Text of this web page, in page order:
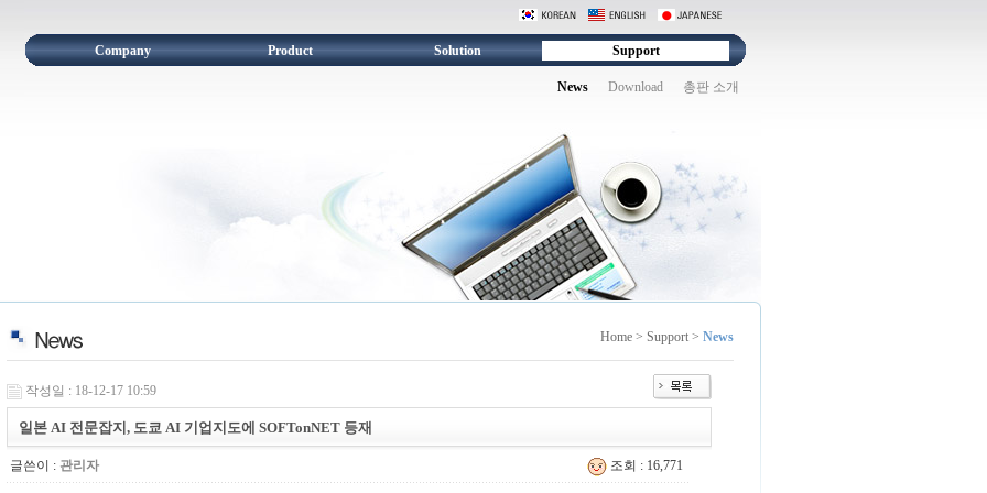
Company Product Solution Support
News Download 총판 소개
Home > Support > News
작성일 : 18-12-17 10:59
일본 AI 전문잡지, 도쿄 AI 기업지도에 SOFTonNET 등재
글쓴이 : 관리자 조회 : 16,771